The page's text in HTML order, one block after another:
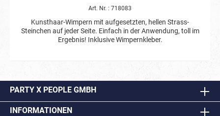
Art. Nr. : 718083
Kunsthaar-Wimpern mit aufgesetzten, hellen Strass-
Steinchen auf jeder Seite. Einfach in der Anwendung, toll im
Ergebnis! Inklusive Wimpernkleber.
PARTY X PEOPLE GMBH
INFORMATIONEN